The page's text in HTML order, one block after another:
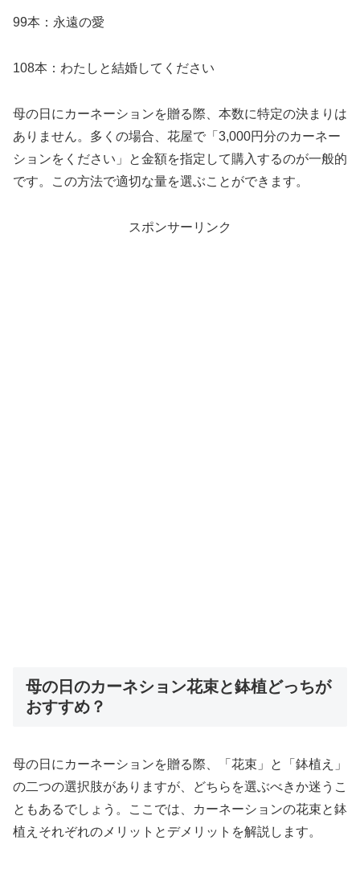
99本：永遠の愛
108本：わたしと結婚してください
母の日にカーネーションを贈る際、本数に特定の決まりは
ありません。多くの場合、花屋で「3,000円分のカーネー
ションをください」と金額を指定して購入するのが一般的
です。この方法で適切な量を選ぶことができます。
スポンサーリンク
母の日のカーネション花束と鉢植どっちが
おすすめ？
母の日にカーネーションを贈る際、「花束」と「鉢植え」
の二つの選択肢がありますが、どちらを選ぶべきか迷うこ
ともあるでしょう。ここでは、カーネーションの花束と鉢
植えそれぞれのメリットとデメリットを解説します。